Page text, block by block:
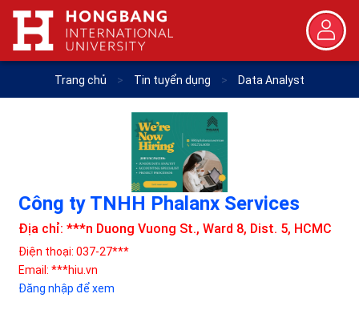
Trang chủ > Tin tuyển dụng > Data Analyst
Công ty TNHH Phalanx Services
Địa chỉ: ***n Duong Vuong St., Ward 8, Dist. 5, HCMC
Điện thoại: 037-27***
Email: ***hiu.vn
Đăng nhập để xem